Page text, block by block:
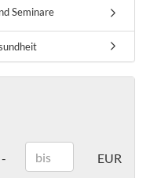
Seminare
- EUR